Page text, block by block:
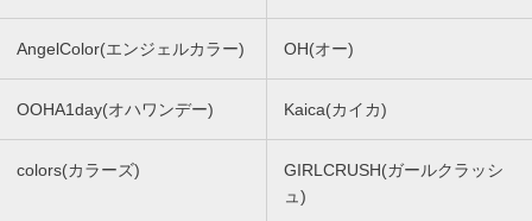
AngelColor(エンジェルカラー) OH(オー)
OOHA1day(オハワンデー) Kaica(カイカ)
colors(カラーズ)
GIRLCRUSH(ガールクラッシ
ュ)